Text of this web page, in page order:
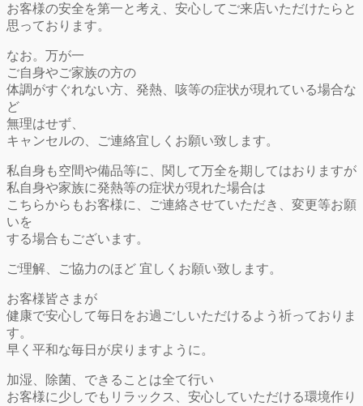
お客様の安全を第一と考え、安心してご来店いただけたらと
思っております。
なお。万が一
ご自身やご家族の方の
体調がすぐれない方、発熱、咳等の症状が現れている場合な
ど
無理はせず、
キャンセルの、ご連絡宜しくお願い致します。
私自身も空間や備品等に、関して万全を期してはおりますが
私自身や家族に発熱等の症状が現れた場合は
こちらからもお客様に、ご連絡させていただき、変更等お願
いを
する場合もございます。
ご理解、ご協力のほど 宜しくお願い致します。
お客様皆さまが
健康で安心して毎日をお過ごしいただけるよう祈っておりま
す。
早く平和な毎日が戻りますように。
加湿、除菌、できることは全て行い
お客様に少しでもリラックス、安心していただける環境作り